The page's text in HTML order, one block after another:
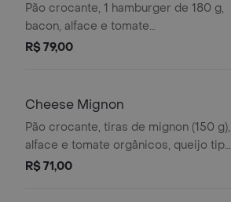
Pão crocante, 1 hamburger de 180 g,
bacon, alface e tomate
orgânicos,molho de hortelã, queijo
R$ 79,00
Cheese Mignon
Pão crocante, tiras de mignon (150 g),
alface e tomate orgânicos, queijo tipo
cheddar e maionese artesanal. não
R$ 71,00